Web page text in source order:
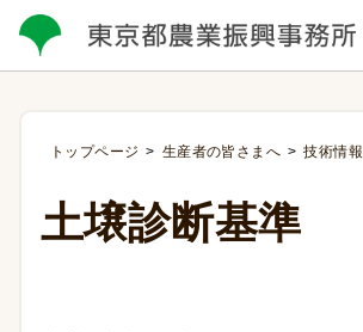
トップページ 生産者の皆さまへ 技術情報
土壌診断基準